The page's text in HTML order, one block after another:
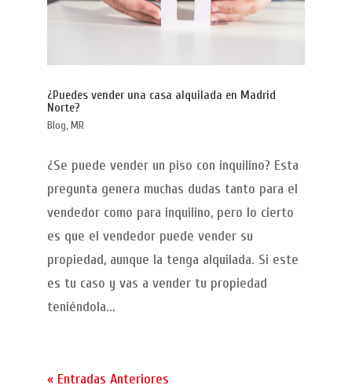
¿Puedes vender una casa alquilada en Madrid
Norte?
Blog,MR
¿Se puede vender un piso con inquilino? Esta
pregunta genera muchas dudas tanto para el
vendedor como para inquilino, pero lo cierto
es que el vendedor puede vender su
propiedad, aunque la tenga alquilada. Si este
es tu caso y vas a vender tu propiedad
teniéndola...
« Entradas Anteriores